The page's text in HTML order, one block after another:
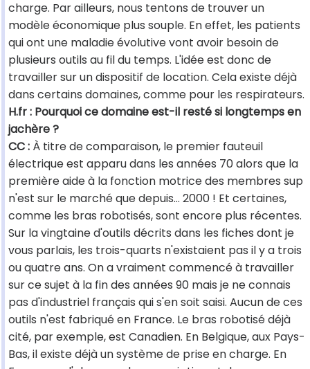
charge. Par ailleurs, nous tentons de trouver un
modèle économique plus souple. En effet, les patients
qui ont une maladie évolutive vont avoir besoin de
plusieurs outils au fil du temps. L'idée est donc de
travailler sur un dispositif de location. Cela existe déjà
dans certains domaines, comme pour les respirateurs.
H.fr : Pourquoi ce domaine est-il resté si longtemps en
jachère ?
CC : À titre de comparaison, le premier fauteuil
électrique est apparu dans les années 70 alors que la
première aide à la fonction motrice des membres sup
n'est sur le marché que depuis… 2000 ! Et certaines,
comme les bras robotisés, sont encore plus récentes.
Sur la vingtaine d'outils décrits dans les fiches dont je
vous parlais, les trois-quarts n'existaient pas il y a trois
ou quatre ans. On a vraiment commencé à travailler
sur ce sujet à la fin des années 90 mais je ne connais
pas d'industriel français qui s'en soit saisi. Aucun de ces
outils n'est fabriqué en France. Le bras robotisé déjà
cité, par exemple, est Canadien. En Belgique, aux Pays-
Bas, il existe déjà un système de prise en charge. En